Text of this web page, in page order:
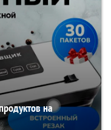
на